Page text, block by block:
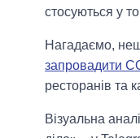
стосуються у
Нагадаємо,
запровадити
ресторанів та
Візуальна